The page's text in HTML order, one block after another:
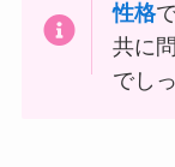
性格
共に
でし